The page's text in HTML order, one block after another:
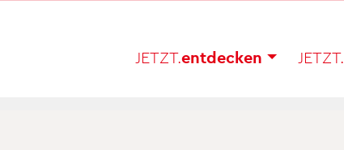
JETZT.ent­de­cken JETZT.